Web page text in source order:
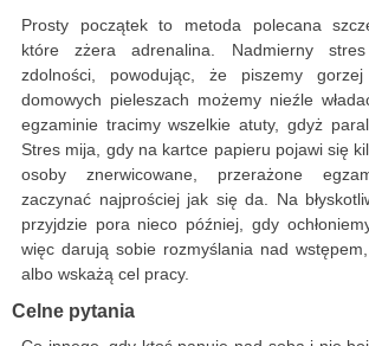
Prosty początek to metoda polecana
które zżera adrenalina. Nadmierny
zdolności, powodując, że piszemy
domowych pieleszach możemy nieźle
egzaminie tracimy wszelkie atuty, gdyż
Stres mija, gdy na kartce papieru pojawi się
osoby znerwicowane, przerażone
zaczynać najprościej jak się da. Na
przyjdzie pora nieco później, gdy
więc darują sobie rozmyślania nad
albo wskażą cel pracy.
Celne pytania